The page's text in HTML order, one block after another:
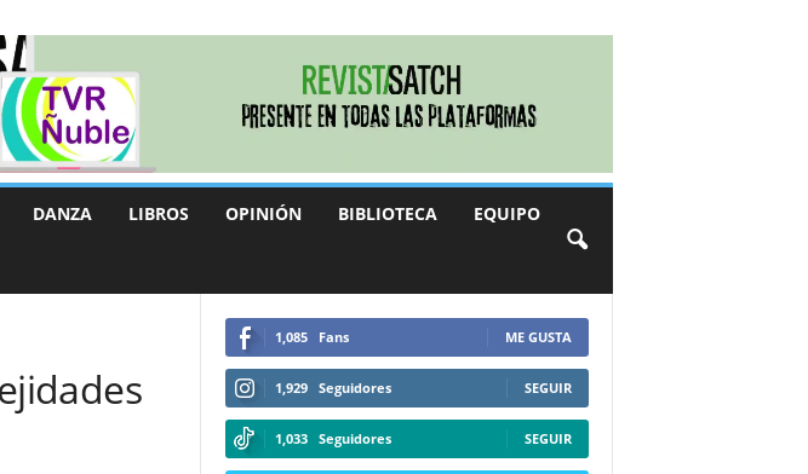
DANZA LIBROS OPINIÓN BIBLIOTECA EQUIPO
1,085 Fans ME GUSTA
1,929 Seguidores SEGUIR
1,033 Seguidores SEGUIR